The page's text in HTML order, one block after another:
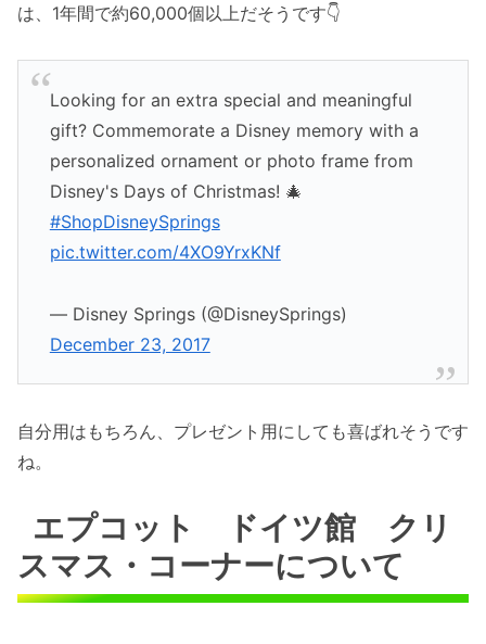
は、1年間で約60,000個以上だそうです👇
Looking for an extra special and meaningful
gift? Commemorate a Disney memory with a
personalized ornament or photo frame from
Disney's Days of Christmas! 🎄
#ShopDisneySprings
pic.twitter.com/4XO9YrxKNf
— Disney Springs (@DisneySprings)
December 23, 2017
自分用はもちろん、プレゼント用にしても喜ばれそうです
ね。
エプコット ドイツ館 クリ
スマス・コーナーについて